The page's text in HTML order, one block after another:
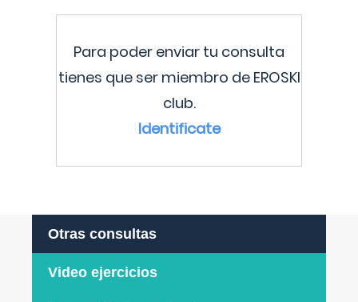
Para poder enviar tu consulta
tienes que ser miembro de EROSKI
club.
Identificate
Otras consultas
Video ejercicios